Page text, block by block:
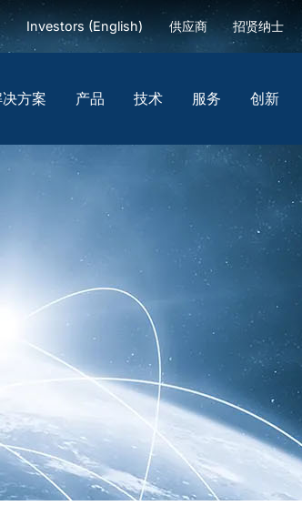
Investors (English) 供应商 招贤纳士
方案 产品 技术 服务 创新